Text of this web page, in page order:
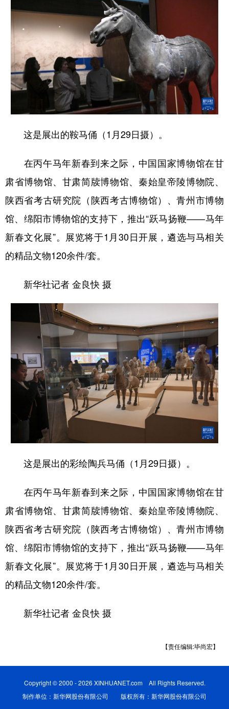
这是展出的鞍马俑（1月29日摄）。
在丙午马年新春到来之际，中国国家博物馆在甘
肃省博物馆、甘肃简牍博物馆、秦始皇帝陵博物院、
陕西省考古研究院（陕西考古博物馆）、青州市博物
馆、绵阳市博物馆的支持下，推出“跃马扬鞭——马年
新春文化展”。展览将于1月30日开展，遴选与马相关
的精品文物120余件/套。
新华社记者 金良快 摄
这是展出的彩绘陶兵马俑（1月29日摄）。
在丙午马年新春到来之际，中国国家博物馆在甘
肃省博物馆、甘肃简牍博物馆、秦始皇帝陵博物院、
陕西省考古研究院（陕西考古博物馆）、青州市博物
馆、绵阳市博物馆的支持下，推出“跃马扬鞭——马年
新春文化展”。展览将于1月30日开展，遴选与马相关
的精品文物120余件/套。
新华社记者 金良快 摄
【责任编辑:毕尚宏】
Copyright © 2000 - 2026 XINHUANET.com All Rights Reserved.
制作单位：新华网股份有限公司 版权所有：新华网股份有限公司